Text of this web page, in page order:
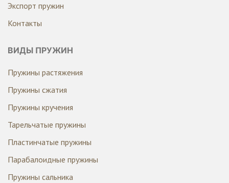
Экспорт пружин
Контакты
ВИДЫ ПРУЖИН
Пружины растяжения
Пружины сжатия
Пружины кручения
Тарельчатые пружины
Пластинчатые пружины
Парабалоидные пружины
Пружины сальника